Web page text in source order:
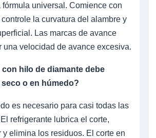
fórmula universal. Comience con
la curvatura del alambre y
Las marcas de avance
una velocidad de avance excesiva.
con hilo de diamante debe
seco o en húmedo?
es necesario para casi todas las
refrigerante lubrica el corte,
y elimina los residuos. El corte en